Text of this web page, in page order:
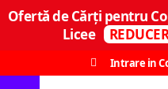
Ofertă de Cărți pentru
Licee
Intrare in